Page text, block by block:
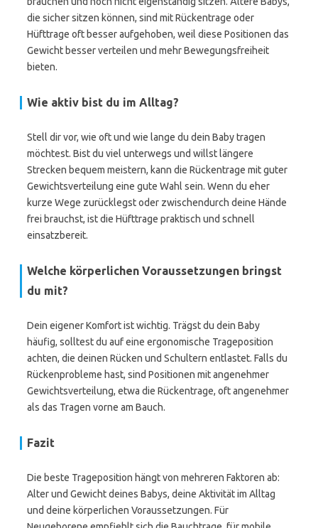
die sicher sitzen können, sind mit Rückentrage oder
Hüfttrage oft besser aufgehoben, weil diese Positionen das
Gewicht besser verteilen und mehr Bewegungsfreiheit
bieten.
Wie aktiv bist du im Alltag?
Stell dir vor, wie oft und wie lange du dein Baby tragen
möchtest. Bist du viel unterwegs und willst längere
Strecken bequem meistern, kann die Rückentrage mit guter
Gewichtsverteilung eine gute Wahl sein. Wenn du eher
kurze Wege zurücklegst oder zwischendurch deine Hände
frei brauchst, ist die Hüfttrage praktisch und schnell
einsatzbereit.
Welche körperlichen Voraussetzungen bringst
du mit?
Dein eigener Komfort ist wichtig. Trägst du dein Baby
häufig, solltest du auf eine ergonomische Trageposition
achten, die deinen Rücken und Schultern entlastet. Falls du
Rückenprobleme hast, sind Positionen mit angenehmer
Gewichtsverteilung, etwa die Rückentrage, oft angenehmer
als das Tragen vorne am Bauch.
Fazit
Die beste Trageposition hängt von mehreren Faktoren ab:
Alter und Gewicht deines Babys, deine Aktivität im Alltag
und deine körperlichen Voraussetzungen. Für